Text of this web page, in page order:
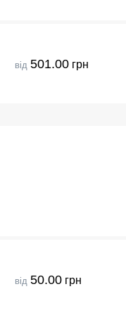
від 501.00 грн
від 50.00 грн